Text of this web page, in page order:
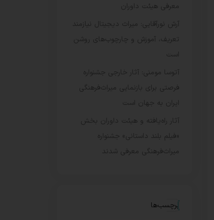
معرفی هیئت داوران
آرش نورآقایی: میراث دیجیتال نیازمند
تعریف، آموزش و چارچوب‌های روشن
است
آتوسا مومنی: آثار خارجی جشنواره
فرصتی برای بازنمایی میراث‌فرهنگی
ایران به جهان است
آثار راه‌یافته و هیئت داوران بخش
«فیلم بلند داستانی» جشنواره
میراث‌فرهنگی معرفی شدند
برچسب‌ها